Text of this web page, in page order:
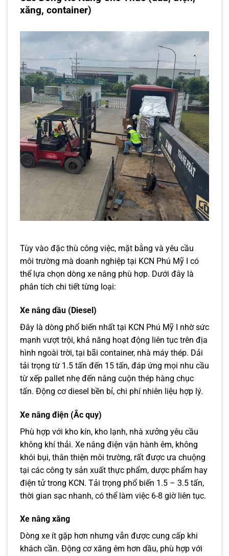
xăng, container)
Tùy vào đặc thù công việc, mặt bằng và yêu cầu
môi trường mà doanh nghiệp tại KCN Phú Mỹ I có
thể lựa chọn dòng xe nâng phù hợp. Dưới đây là
phân tích chi tiết từng loại:
Xe nâng dầu (Diesel)
Đây là dòng phổ biến nhất tại KCN Phú Mỹ I nhờ sức
mạnh vượt trội, khả năng hoạt động liên tục trên địa
hình ngoài trời, tại bãi container, nhà máy thép. Dải
tải trọng từ 1.5 tấn đến 15 tấn, đáp ứng mọi nhu cầu
từ xếp pallet nhẹ đến nâng cuộn thép hàng chục
tấn. Động cơ diesel bền bỉ, chi phí nhiên liệu hợp lý.
Xe nâng điện (Ắc quy)
Phù hợp với kho kín, kho lạnh, nhà xưởng yêu cầu
không khí thải. Xe nâng điện vận hành êm, không
khói bụi, thân thiện môi trường, rất được ưa chuộng
tại các công ty sản xuất thực phẩm, dược phẩm hay
điện tử trong KCN. Tải trọng phổ biến 1.5 – 3.5 tấn,
thời gian sạc nhanh, có thể làm việc 6-8 giờ liên tục.
Xe nâng xăng
Dòng xe ít gặp hơn nhưng vẫn được cung cấp khi
khách cần. Động cơ xăng êm hơn dầu, phù hợp với